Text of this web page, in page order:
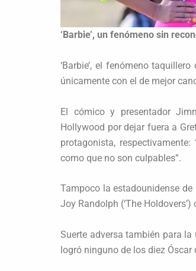
‘Barbie’, un fenómeno sin
‘Barbie’, el fenómeno
únicamente con el de mejor
El cómico y presentador
Hollywood por dejar fuera a
protagonista,
como que no son culpables”.
Tampoco la estadounidense de
Joy Randolph (‘The
Suerte adversa también para la
logró ninguno de los diez Óscar